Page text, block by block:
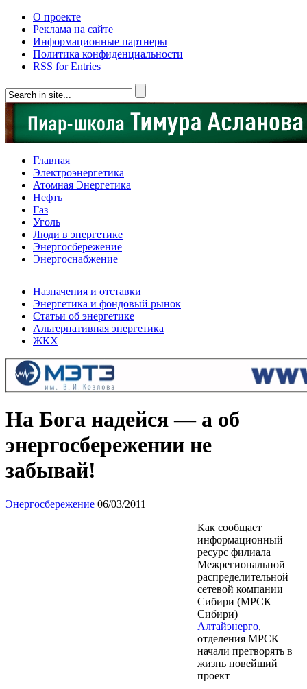
О проекте
Реклама на сайте
Информационные партнеры
Политика конфиденциальности
RSS for Entries
Главная
Электроэнергетика
Атомная Энергетика
Нефть
Газ
Уголь
Люди в энергетике
Энергосбережение
Энергоснабжение
Назначения и отставки
Энергетика и фондовый рынок
Статьи об энергетике
Альтернативная энергетика
ЖКХ
На Бога надейся — а об
энергосбережении не
забывай!
Энергосбережение 06/03/2011
Как сообщает
информационный
ресурс филиала
Межрегиональной
распределительной
сетевой компании
Сибири (МРСК
Сибири)
Алтайэнерго,
отделения МРСК
начали претворять в
жизнь новейший
проект